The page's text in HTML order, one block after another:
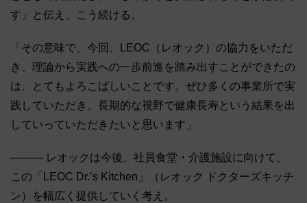
す」と伝え、こう続ける。
「その意味で、今回、LEOC（レオック）の協力をいただ
き、理論から実践への一歩前進を踏み出すことができたの
は、とてもよろこばしいことです。ぜひ多くの事業所で実
践していただき、長期的な視野で健康長寿という結果を出
していっていただきたいと思います」
――― レオックは今後、社員食堂・介護施設に向けて、
この「LEOC Dr.’s Kitchen」（レオック ドクターズキッチ
ン）を幅広く提供していく考え。